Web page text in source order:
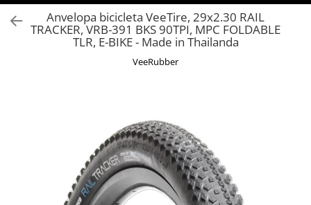
https://www.doctortrotineta.ro/electrica
Acceleratie
Contact cu cheie
https://www.doctortrotineta.ro/frane
Anvelopa bicicleta VeeTire, 29x2.30 RAIL
TRACKER, VRB-391 BKS 90TPI, MPC FOLDABLE
TLR, E-BIKE - Made in Thailanda
VeeRubber